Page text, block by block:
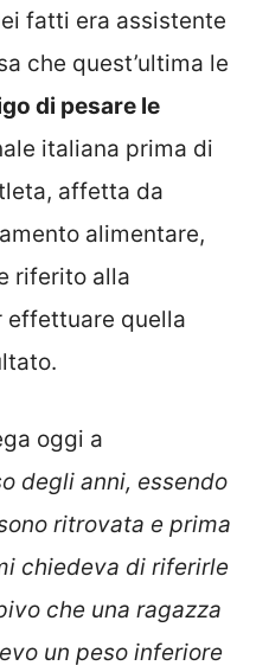
fatti era assistente
che quest’ultima le
di pesare le
italiana prima di
affetta da
alimentare,
riferito alla
effettuare quella
oggi a
degli anni, essendo
ritrovata e prima
chiedeva di riferirle
che una ragazza
un peso inferiore